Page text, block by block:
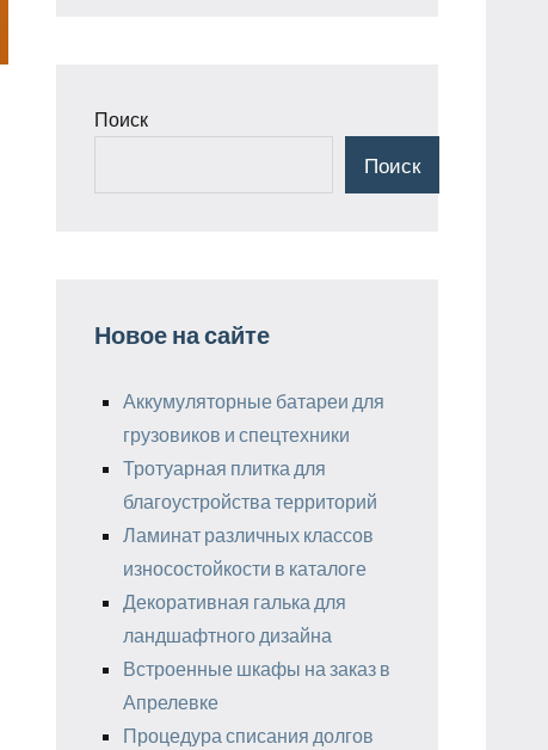
Поиск
Поиск
Новое на сайте
Аккумуляторные батареи для
грузовиков и спецтехники
Тротуарная плитка для
благоустройства территорий
Ламинат различных классов
износостойкости в каталоге
Декоративная галька для
ландшафтного дизайна
Встроенные шкафы на заказ в
Апрелевке
Процедура списания долгов